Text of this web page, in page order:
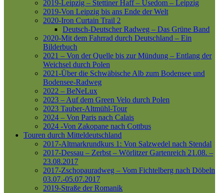
2019-Leipzig – Stettiner Haff – Usedom – Leipzig
2019-Von Leipzig bis ans Ende der Welt
2020-Iron Curtain Trail 2
Deutsch-Deutscher Radweg – Das Grüne Band
2020-Mit dem Fahrrad durch Deutschland – Ein
Bilderbuch
2021 – Von der Quelle bis zur Mündung – Entlang der
Weichsel durch Polen
2021-Über die Schwäbische Alb zum Bodensee und
Bodensee-Radweg
2022 – BeNeLux
2023 – Auf dem Green Velo durch Polen
2023 Tauber-Altmühl-Tour
2024 – Von Paris nach Calais
2024 -Von Zakopane nach Cottbus
Touren durch Mitteldeutschland
2017-Altmarkrundkurs 1: Von Salzwedel nach Stendal
2017-Dessau – Zerbst – Wörlitzer Gartenreich 21.08. –
23.08.2017
2017-Zschopauradweg – Vom Fichtelberg nach Döbeln
03.07.-05.07.2017
2019-Straße der Romanik